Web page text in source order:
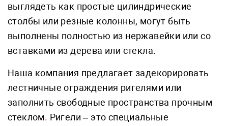
выглядеть как простые цилиндрические
столбы или резные колонны, могут быть
выполнены полностью из нержавейки или со
вставками из дерева или стекла.
Наша компания предлагает задекорировать
лестничные ограждения ригелями или
заполнить свободные пространства прочным
стеклом. Ригели – это специальные